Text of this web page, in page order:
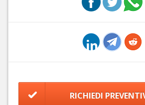
RICHIEDI